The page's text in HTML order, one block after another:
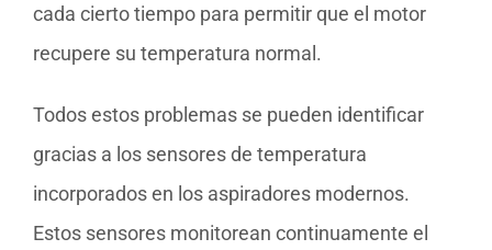
cada cierto tiempo para permitir que el motor
recupere su temperatura normal.
Todos estos problemas se pueden identificar
gracias a los sensores de temperatura
incorporados en los aspiradores modernos.
Estos sensores monitorean continuamente el